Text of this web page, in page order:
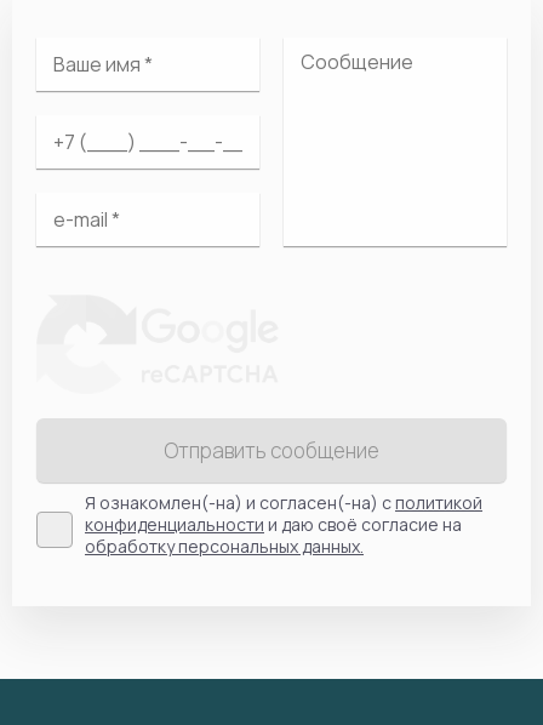
Отправить сообщение
Я ознакомлен(-на) и согласен(-на) сполитикой
конфиденциальности и даю своё согласие на
обработку персональных данных.